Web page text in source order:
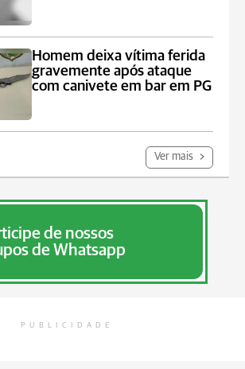
Homem deixa vítima ferida
gravemente após ataque
com canivete em bar em PG
Ver mais
de nossos
de Whatsapp
PUBLICIDADE